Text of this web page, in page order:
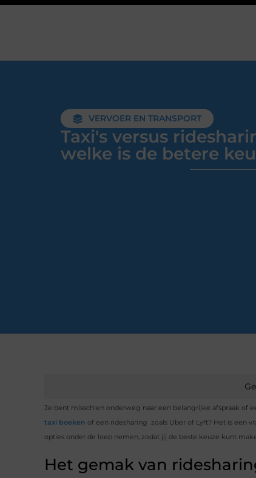
VERVOER EN TRANSPORT
Taxi's versus
welke is de betere
Je bent misschien onderweg naar een belangrijke afspraak of
taxi boeken of een ridesharing zoals Uber of Lyft? Het is een
opties onder de loep nemen, zodat jij de beste keuze kunt
Het gemak van